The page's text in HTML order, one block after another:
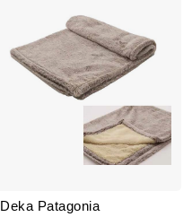
Deka Patagonia